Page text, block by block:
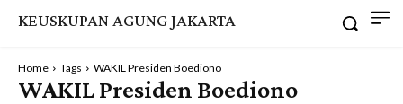
KEUSKUPAN AGUNG JAKARTA
Home Tags WAKIL Presiden Boediono
WAKIL Presiden Boediono